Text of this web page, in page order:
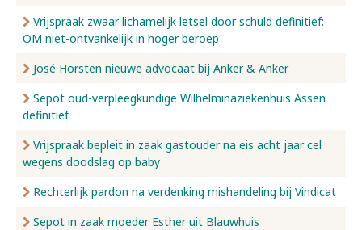
Vrijspraak zwaar lichamelijk letsel door schuld definitief:
OM niet-ontvankelijk in hoger beroep
José Horsten nieuwe advocaat bij Anker & Anker
Sepot oud-verpleegkundige Wilhelminaziekenhuis Assen
definitief
Vrijspraak bepleit in zaak gastouder na eis acht jaar cel
wegens doodslag op baby
Rechterlijk pardon na verdenking mishandeling bij Vindicat
Sepot in zaak moeder Esther uit Blauwhuis